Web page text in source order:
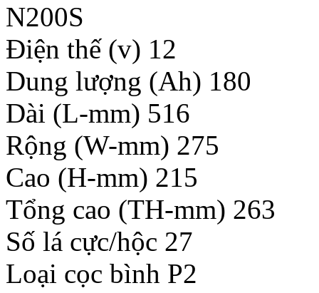
N200S
Điện thế (v) 12
Dung lượng (Ah) 180
Dài (L-mm) 516
Rộng (W-mm) 275
Cao (H-mm) 215
Tổng cao (TH-mm) 263
Số lá cực/hộc 27
Loại cọc bình P2